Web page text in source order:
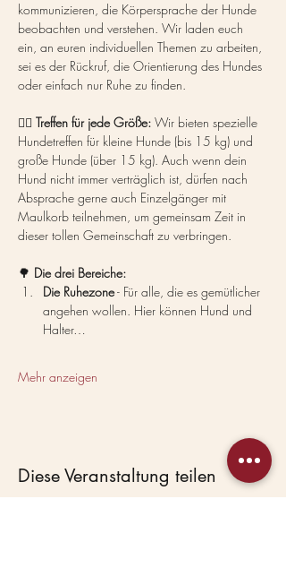
kommunizieren, die Körpersprache der Hunde
beobachten und verstehen. Wir laden euch
ein, an euren individuellen Themen zu arbeiten,
sei es der Rückruf, die Orientierung des Hundes
oder einfach nur Ruhe zu finden.
🐕‍🦺 Treffen für jede Größe: Wir bieten spezielle
Hundetreffen für kleine Hunde (bis 15 kg) und
große Hunde (über 15 kg). Auch wenn dein
Hund nicht immer verträglich ist, dürfen nach
Absprache gerne auch Einzelgänger mit
Maulkorb teilnehmen, um gemeinsam Zeit in
dieser tollen Gemeinschaft zu verbringen.
🌳 Die drei Bereiche:
Die Ruhezone - Für alle, die es gemütlicher
angehen wollen. Hier können Hund und
Halter…
Mehr anzeigen
Diese Veranstaltung teilen